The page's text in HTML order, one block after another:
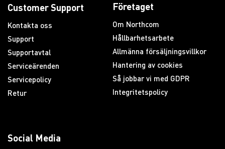
Customer Support
Kontakta oss
Support
Supportavtal
Serviceärenden
Servicepolicy
Retur
Företaget
Om Northcom
Hållbarhetsarbete
Allmänna försäljningsvillkor
Hantering av cookies
Så jobbar vi med GDPR
Integritetspolicy
Social Media